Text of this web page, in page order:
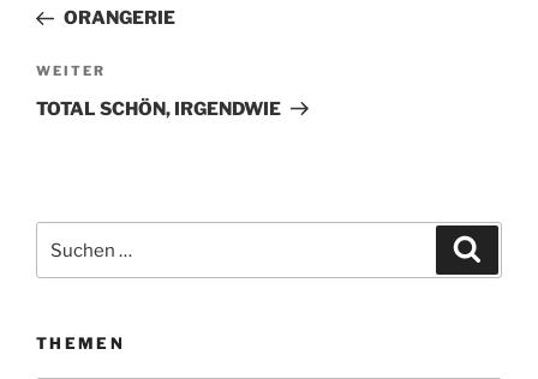
Beitrag
ORANGERIE
Nächster
Beitrag
WEITER
TOTAL SCHÖN, IRGENDWIE
nach:
THEMEN